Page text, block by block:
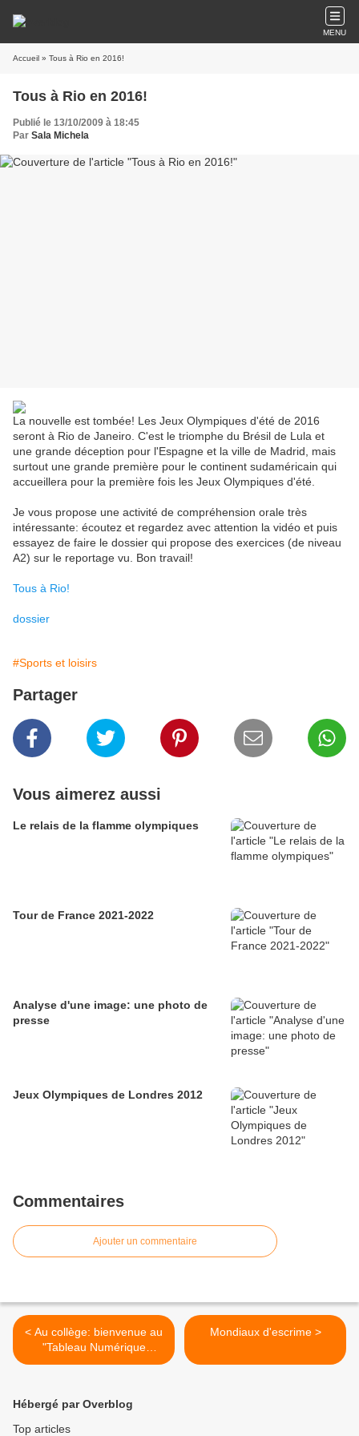
MENU
Accueil » Tous à Rio en 2016!
Tous à Rio en 2016!
Publié le 13/10/2009 à 18:45
Par Sala Michela
La nouvelle est tombée! Les Jeux Olympiques d'été de 2016
seront à Rio de Janeiro. C'est le triomphe du Brésil de Lula et
une grande déception pour l'Espagne et la ville de Madrid, mais
surtout une grande première pour le continent sudaméricain qui
accueillera pour la première fois les Jeux Olympiques d'été.
Je vous propose une activité de compréhension orale très
intéressante: écoutez et regardez avec attention la vidéo et puis
essayez de faire le dossier qui propose des exercices (de niveau
A2) sur le reportage vu. Bon travail!
Tous à Rio!
dossier
#Sports et loisirs
Partager
Vous aimerez aussi
Le relais de la flamme olympiques
Tour de France 2021-2022
Analyse d'une image: une photo de
presse
Jeux Olympiques de Londres 2012
Commentaires
Ajouter un commentaire
< Au collège: bienvenue au
"Tableau Numérique
Intéractif"
Mondiaux d'escrime >
Hébergé par Overblog
Top articles